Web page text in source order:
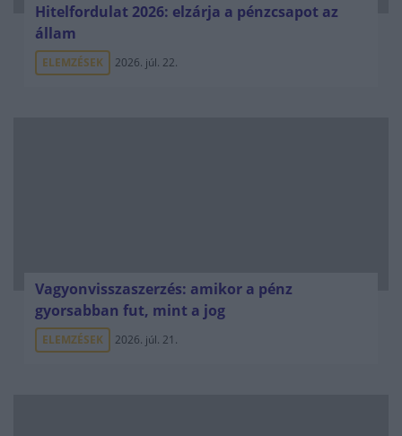
Hitelfordulat 2026: elzárja a pénzcsapot az
állam
ELEMZÉSEK 2026. júl. 22.
Vagyonvisszaszerzés: amikor a pénz
gyorsabban fut, mint a jog
ELEMZÉSEK 2026. júl. 21.